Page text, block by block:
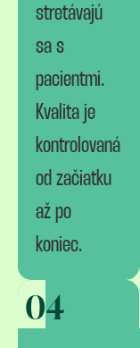
stretávajú
sa s
pacientmi.
Kvalita je
kontrolovaná
od začiatku
až po
koniec.
04